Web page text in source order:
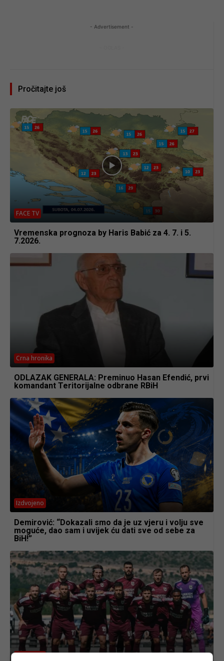
- Advertisement -
Pročitajte još
FACE TV
Vremenska prognoza by Haris Babić za 4. 7. i 5.
7.2026.
Crna hronika
ODLAZAK GENERALA: Preminuo Hasan Efendić, prvi
komandant Teritorijalne odbrane RBiH
Izdvojeno
Demirović: “Dokazali smo da je uz vjeru i volju sve
moguće, dao sam i uvijek ću dati sve od sebe za
BiH!”
Izdvojeno